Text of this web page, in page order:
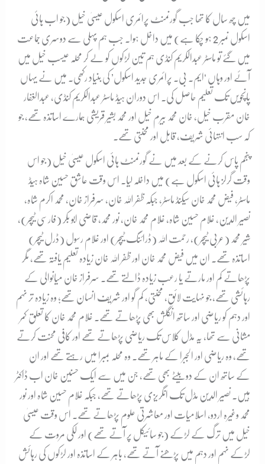
میں چھ سال کا تھا جب گورنمنٹ پرائمری اسکول عیسیٰ خیل (جو اب ہائی
اسکول نمبر 2 ہو چکا ہے) میں داخل ہوا۔ جب ہم پہلی سے دوسری جماعت
میں گئے تو ماسٹر عبدالکریم کنڈی ہم تین لڑکوں کو لے کر محلہ عیسب خیل میں
آئے اور وہاں ‘ایم۔ بی۔ پرائمری جدید اسکول’ کی بنیاد رکھی۔ میں نے یہاں
پانچویں تک تعلیم حاصل کی۔ اس دوران ہیڈ ماسٹر عبدالکریم کنڈی، عبدالغفار
خان مقرب خیل، خان محمد بیرم خیل اور محمد بشیر قریشی ہمارے اساتذہ تھے، جو
کہ سب انتہائی شریف، قابل اور محنتی تھے۔
پنجم پاس کرنے کے بعد میں نے گورنمنٹ ہائی اسکول عیسیٰ خیل (جو اس
وقت گرلز ہائی اسکول ہے) میں داخلہ لیا۔ اس وقت عاشق حسین شاہ ہیڈ
ماسٹر، فیض محمد خان سیکنڈ ماسٹر، جبکہ ظفر اللہ خان، سرفراز خان، محمد اکرم شاہ،
نصیر الدین، غلام حسین شاہ، غلام محمد خان، نور محمد، قاضی ابو بکر (فارسی ٹیچر)،
شیر محمد (عربی ٹیچر)، رحمت اللہ (ڈرائنگ ٹیچر) اور غلام رسول (ڈرل ٹیچر)
اساتذہ تھے۔ ان میں فیض محمد خان اور ظفر اللہ خان زیادہ تعلیم یافتہ تھے، مگر
پڑھاتے کم اور مارتے یا رعب زیادہ ڈالتے تھے۔ سرفراز خان میانوالی کے
رہائشی تھے، جو نہایت لائق، محنتی، کم گو اور شریف انسان تھے؛ وہ زیادہ تر نہم
اور دہم کو ریاضی اور ساتھ انگلش بھی پڑھاتے تھے۔ غلام محمد خان کا تعلق کمر
مشانی سے تھا، یہ مڈل کلاس تک ریاضی پڑھاتے تھے اور کافی محنت کرتے
تھے، وہ ریاضی اور الجبرا کے ماہر تھے۔ وہ محلہ بمبرا میں رہتے تھے اور ان
کے ساتھ ان کے دو بیٹے بھی تھے، جن میں سے ایک حسنین خان اب ڈاکٹر
ہیں۔ نصیر الدین مڈل تک انگریزی پڑھاتے تھے، جبکہ غلام حسین شاہ اور نور
محمد وغیرہ اردو، اسلامیات اور معاشرتی علوم پڑھاتے تھے۔ اس وقت عیسیٰ
خیل میں ترگ کے لڑکے (جو سائیکل پر آتے تھے) اور لکی مروت کے
لڑکے نہم اور دہم میں پڑھنے آتے تھے، باہر کے اساتذہ اور لڑکوں کی رہائش